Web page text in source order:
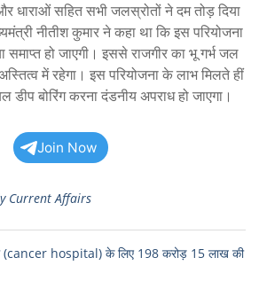
सहित सभी जलस्रोतों ने दम तोड़ दिया
नीतीश कुमार ने कहा था कि इस परियोजना
हो जाएगी। इससे राजगीर का भू गर्भ जल
में रहेगा। इस परियोजना के लाभ मिलते हीं
डीप बोरिंग करना दंडनीय अपराध हो जाएगा।
Join Now
Current Affairs
hospital) के लिए 198 करोड़ 15 लाख की